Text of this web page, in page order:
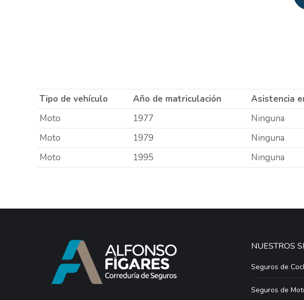
Tipo de vehículo Año de matriculación Asistencia
Moto
1977 Ninguna
Moto
1979 Ninguna
Moto
1995 Ninguna
NUESTROS
Seguros de
Seguros de